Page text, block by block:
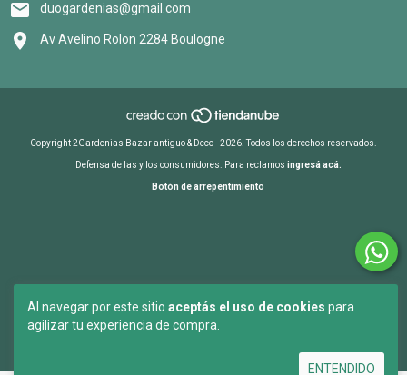
Al navegar por este sitio aceptás el uso de cookies para
agilizar tu experiencia de compra.
ENTENDIDO
duogardenias@gmail.com
Av Avelino Rolon 2284 Boulogne
Copyright 2Gardenias Bazar antiguo & Deco - 2026. Todos los derechos reservados.
Defensa de las y los consumidores. Para reclamos ingresá acá.
Botón de arrepentimiento